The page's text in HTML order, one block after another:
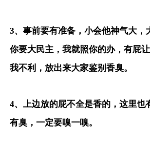
3、事前要有准备，小会他神气大，
你要大民主，我就照你的办，有屁
我不利，放出来大家鉴别香臭。
4、上边放的屁不全是香的，这里也
有臭，一定要嗅一嗅。